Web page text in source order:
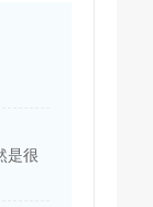
是很